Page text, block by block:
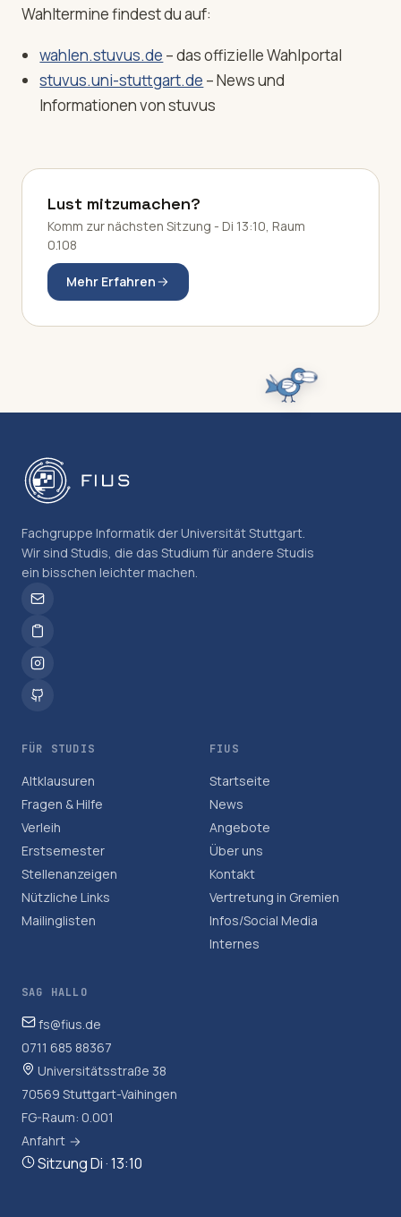
Wahltermine findest du auf:
wahlen.stuvus.de – das offizielle Wahlportal
stuvus.uni-stuttgart.de – News und
Informationen von stuvus
Lust mitzumachen?
Komm zur nächsten Sitzung - Di 13:10, Raum
0.108
Mehr Erfahren
Fachgruppe Informatik der Universität Stuttgart.
Wir sind Studis, die das Studium für andere Studis
ein bisschen leichter machen.
FÜR STUDIS
Altklausuren
Fragen & Hilfe
Verleih
Erstsemester
Stellenanzeigen
Nützliche Links
Mailinglisten
FIUS
Startseite
News
Angebote
Über uns
Kontakt
Vertretung in Gremien
Infos/Social Media
Internes
SAG HALLO
fs@fius.de
0711 685 88367
Universitätsstraße 38
70569 Stuttgart-Vaihingen
FG-Raum: 0.001
Anfahrt
Sitzung Di · 13:10